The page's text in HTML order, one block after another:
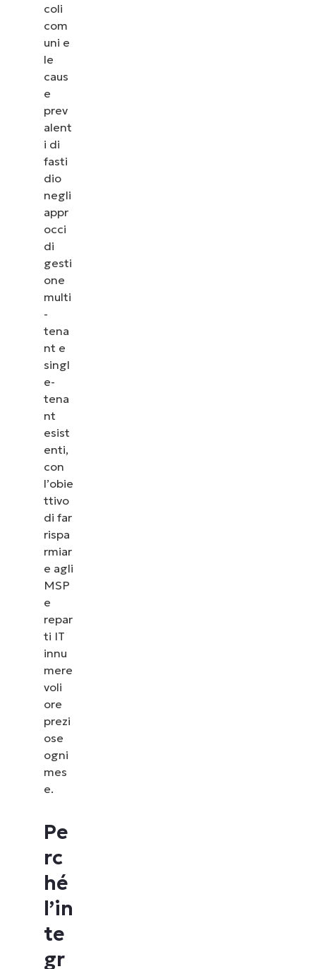
coli
com
uni e
le
caus
e
prev
alent
i di
fasti
dio
negli
appr
occi
di
gesti
one
multi
-
tena
nt e
singl
e-
tena
nt
esist
enti,
con
l’obie
ttivo
di far
rispa
rmiar
e agli
MSP
e
repar
ti IT
innu
mere
voli
ore
prezi
ose
ogni
mes
e.
Pe
rc
hé
l’in
te
gr
Guarda NinjaOne in
Dai un’occhiata alle nostre demo on-demand per